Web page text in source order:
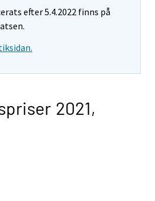
efter 5.4.2022 finns på
2021,